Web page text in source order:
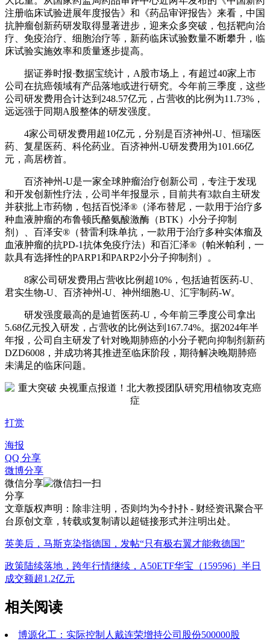
注册临床试验进展年度报告》和《药品审评报告》来看，中国
抗肿瘤创新药研发取得显著进步，迎来众多突破，包括靶向治
疗、免疫治疗、细胞治疗等，新药临床试验数量不断攀升，临
床试验实施效率和质量逐步提高。
据证券时报·数据宝统计，A股市场上，有超过40家上市
公司在抗癌领域有产品落地或进行研究。今年前三季度，这些
公司研发费用合计达到248.57亿元，占营收的比例为11.73%，
远远强于同期A股整体的研发强度。
4家公司研发费用超10亿元，分别是百济神州-U、恒瑞医
药、复星医药、科伦药业。百济神州-U研发费用为101.66亿
元，高居榜首。
百济神州-U是一家全球肿瘤治疗创新公司，专注于发现
和开发创新性疗法，公司半年报显示，目前共有3款自主研发
并获批上市药物，包括百悦泽®（泽布替尼，一款用于治疗多
种血液肿瘤的布鲁顿氏酪氨酸激酶（BTK）小分子抑制
剂）、百泽安®（替雷利珠单抗，一款用于治疗多种实体瘤及
血液肿瘤的抗PD-1抗体免疫疗法）和百汇泽®（帕米帕利，一
款具有选择性的PARP1和PARP2小分子抑制剂）。
8家公司研发费用占营收比例超10%，包括迪哲医药-U、
君实生物-U、百济神州-U、神州细胞-U、汇宇制药-W。
研发强度最高的是迪哲医药-U，今年前三季度公司拿出
5.68亿元投入研发，占营收的比例达到167.74%。据2024年半
年报，公司自主研发了针对晚期肺癌的小分子靶向抑制剂新药
DZD6008，并成功将其推进至临床阶段，期待解决晚期肺癌
未满足的临床问题。
打赏
海报
QQ 分享
微博分享
微信分享
分享
文章版权声明：除非注明，否则均为今扑扑 - 财经资讯聚合平
台 原创文章，转载或复制请以超链接形式并注明出处。
英美后，马斯克染指德国，发帖“只有极右翼才能救德国”
政策陆续落地，跨年行情继续，A50ETF华宝（159596）半日
成交额超1.2亿元
相关阅读
博源化工：实际控制人戴连荣增持公司股份500000股